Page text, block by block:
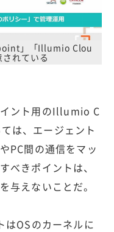
」「Illumio Clou
れている
ント用のIllumio C
、エージェント
PC間の通信をマッ
べきポイントは、
与えないことだ。
はOSのカーネルに